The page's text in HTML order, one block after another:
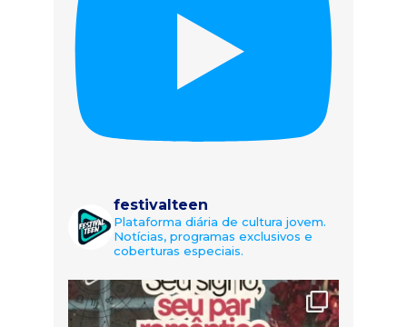
festivalteen
Plataforma diária de cultura jovem.
Notícias, programas exclusivos e
coberturas especiais.